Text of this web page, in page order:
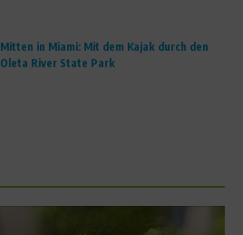
Mitten in Miami: Mit dem Kajak durch den
Oleta River State Park